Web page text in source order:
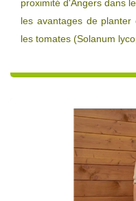
proximité d'Angers dans
les avantages de
les tomates (Solanum